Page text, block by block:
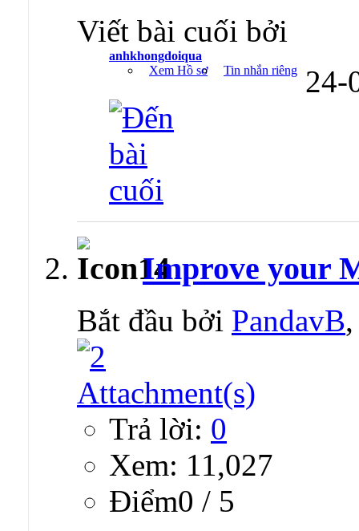
Viết bài cuối bởi
anhkhongdoiqua
Xem Hồ sơ
Tin nhắn riêng 24-
Improve your
Bắt đầu bởi PandavB
Trả lời: 0
Xem: 11,027
Ðiểm0 / 5